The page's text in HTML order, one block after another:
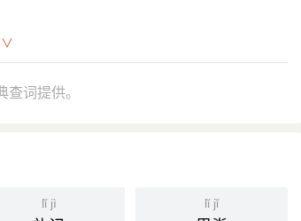
书云：由公立计，果如所谋。”
年老，恐不能待也。”
既往，相度方来，掊物质而张灵明，任个人
∨
查词提供。
lǐ jì lǐ jǐ